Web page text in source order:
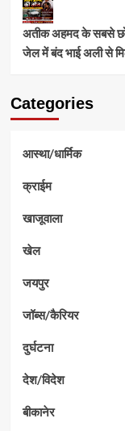
अतीक अहमद के सबसे
जेल में बंद भाई अली से
Categories
आस्था/धार्मिक
क्राईम
खाजूवाला
खेल
जयपुर
जॉब्स/कैरियर
दुर्घटना
देश/विदेश
बीकानेर